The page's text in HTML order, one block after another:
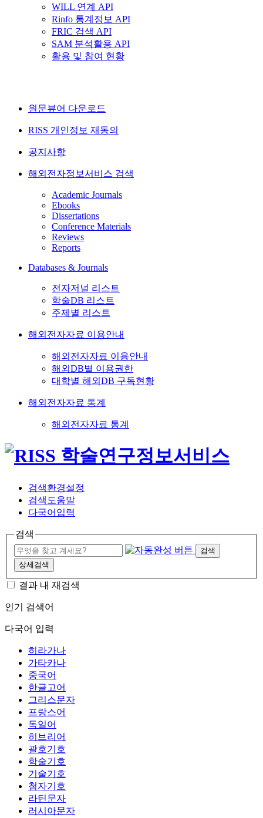
WILL 연계 API
Rinfo 통계정보 API
FRIC 검색 API
SAM 분석활용 API
활용 및 참여 현황
원문뷰어 다운로드
RISS 개인정보 재동의
공지사항
해외전자정보서비스 검색
Academic Journals
Ebooks
Dissertations
Conference Materials
Reviews
Reports
Databases & Journals
전자저널 리스트
학술DB 리스트
주제별 리스트
해외전자자료 이용안내
해외전자자료 이용안내
해외DB별 이용권한
대학별 해외DB 구독현황
해외전자자료 통계
해외전자자료 통계
검색환경설정
검색도움말
다국어입력
검색
검색
상세검색
결과 내 재검색
인기 검색어
다국어 입력
히라가나
가타카나
중국어
한글고어
그리스문자
프랑스어
독일어
히브리어
괄호기호
학술기호
기술기호
첨자기호
라틴문자
러시아문자